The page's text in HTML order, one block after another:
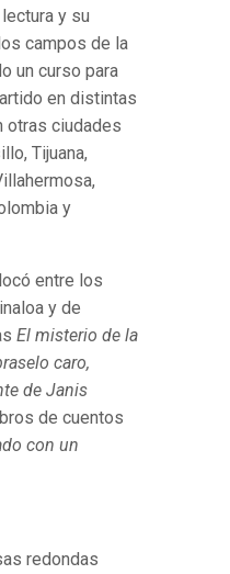
y su
campos de la
un curso para
en distintas
otras ciudades
Tijuana,
y
entre los
y de
El misterio de la
caro,
de Janis
de cuentos
con un
redondas